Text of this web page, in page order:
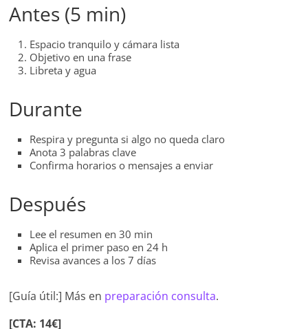
Antes (5 min)
Espacio tranquilo y cámara lista
Objetivo en una frase
Libreta y agua
Durante
Respira y pregunta si algo no queda claro
Anota 3 palabras clave
Confirma horarios o mensajes a enviar
Después
Lee el resumen en 30 min
Aplica el primer paso en 24 h
Revisa avances a los 7 días
[Guía útil:] Más en preparación consulta.
[CTA: 14€]